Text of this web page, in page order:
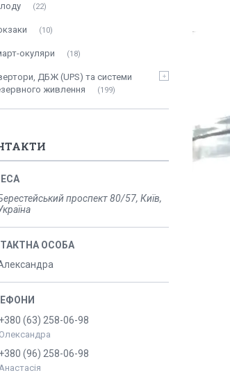
22
10
окуляри 18
ДБЖ (UPS) та системи
живлення
199
проспект 80/57, Київ,
+380 (63) 258-06-98
Олександра
+380 (96) 258-06-98